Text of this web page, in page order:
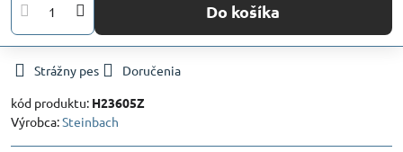
Do košíka
Strážny pes
Doručenia
kód produktu: H23605Z
Výrobca:Steinbach